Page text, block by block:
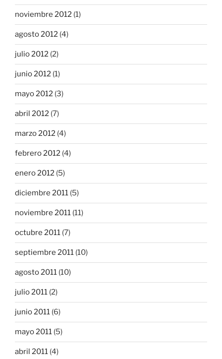
noviembre 2012 (1)
agosto 2012 (4)
julio 2012 (2)
junio 2012 (1)
mayo 2012 (3)
abril 2012 (7)
marzo 2012 (4)
febrero 2012 (4)
enero 2012 (5)
diciembre 2011 (5)
noviembre 2011 (11)
octubre 2011 (7)
septiembre 2011 (10)
agosto 2011 (10)
julio 2011 (2)
junio 2011 (6)
mayo 2011 (5)
abril 2011 (4)